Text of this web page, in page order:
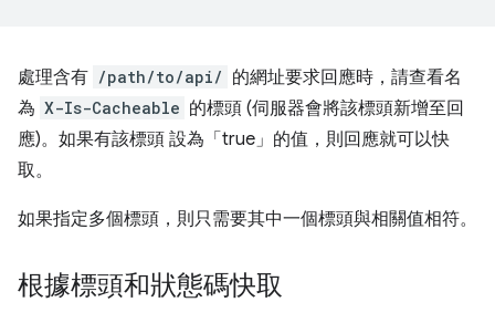
處理含有 /path/to/api/ 的網址要求回應時，請查看名
為 X-Is-Cacheable 的標頭 (伺服器會將該標頭新增至回
應)。如果有該標頭 設為「true」的值，則回應就可以快
取。
如果指定多個標頭，則只需要其中一個標頭與相關值相符。
根據標頭和狀態碼快取